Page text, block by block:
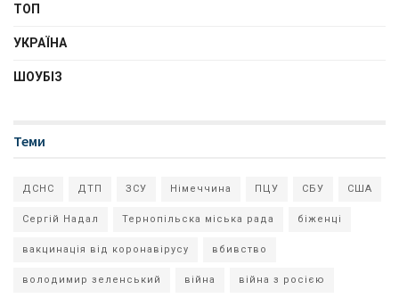
ТОП
УКРАЇНА
ШОУБІЗ
Теми
ДСНС ДТП ЗСУ Німеччина ПЦУ СБУ США
Сергій Надал Тернопільска міська рада біженці
вакцинація від коронавірусу вбивство
володимир зеленський війна війна з росією